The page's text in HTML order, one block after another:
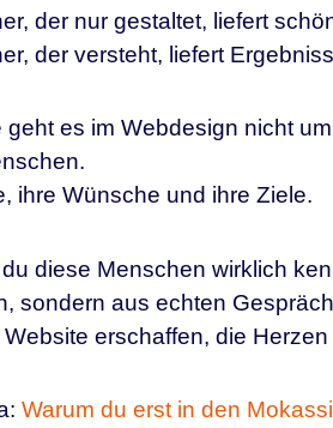
der nur gestaltet, liefert
der versteht, liefert
geht es im Webdesign nicht
ihre Wünsche und ihre Ziele.
diese Menschen wirklich
sondern aus echten
erschaffen, die
Warum du erst in den